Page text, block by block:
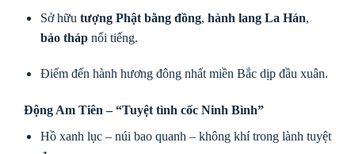
Sở hữu tượng Phật bằng đồng, hành lang La Hán,
bảo thápnổi tiếng.
Điểm đến hành hương đông nhất miền Bắc dịp đầu xuân.
Động Am Tiên – “Tuyệt tình cốc Ninh Bình”
Hồ xanh lục – núi bao quanh – không khí trong lành tuyệt